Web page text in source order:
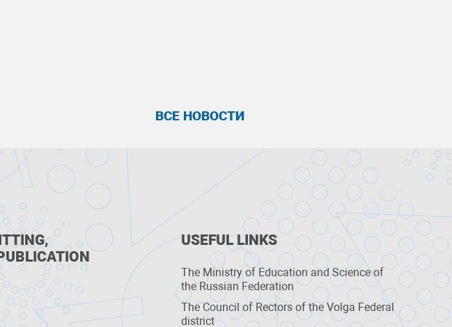
ВСЕ НОВОСТИ
USEFUL LINKS
The Ministry of Education and Science of
the Russian Federation
The Council of Rectors of the Volga Federal
district